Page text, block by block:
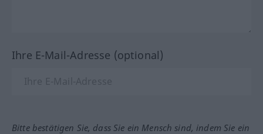
Ihre E-Mail-Adresse (optional)
Bitte bestätigen Sie, dass Sie ein Mensch sind, indem Sie ein